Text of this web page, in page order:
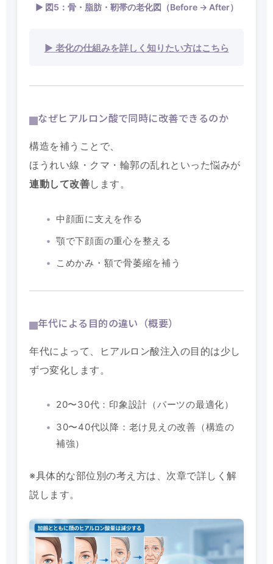
▶ 図5：骨・脂肪・靭帯の老化図（Before → After）
▶ 老化の仕組みを詳しく知りたい方はこちら
なぜヒアルロン酸で同時に改善できるのか
構造を補うことで、
ほうれい線・クマ・輪郭の乱れといった悩みが
連動して改善します。
中顔面に支えを作る
顎で下顔面の重心を整える
こめかみ・額で骨萎縮を補う
年代による目的の違い（概要）
年代によって、ヒアルロン酸注入の目的は少し
ずつ変化します。
20〜30代：印象設計（パーツの最適化）
30〜40代以降：老け見えの改善（構造の
補強）
※具体的な部位別の考え方は、次章で詳しく解
説します。